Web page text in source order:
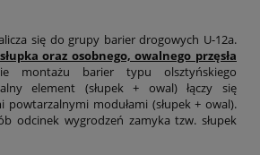
się do grupy barier drogowych U-12a.
oraz osobnego, owalnego przęsła
montażu barier typu olsztyńskiego
element (słupek + owal) łączy się
powtarzalnymi modułami (słupek + owal).
odcinek wygrodzeń zamyka tzw. słupek